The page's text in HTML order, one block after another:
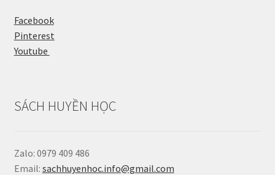
Facebook
Pinterest
Youtube
SÁCH HUYỀN HỌC
Zalo: 0979 409 486
Email: sachhuyenhoc.info@gmail.com